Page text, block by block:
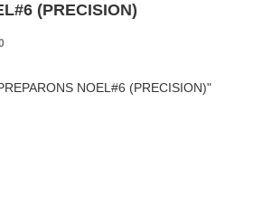
(PRECISION)